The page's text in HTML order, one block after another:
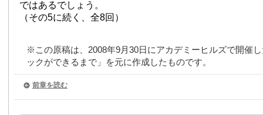
ではあるでしょう。
（その5に続く、全8回）
※この原稿は、2008年9月30日にアカデミーヒルズで開催
ックができるまで」を元に作成したものです。
前章を読む